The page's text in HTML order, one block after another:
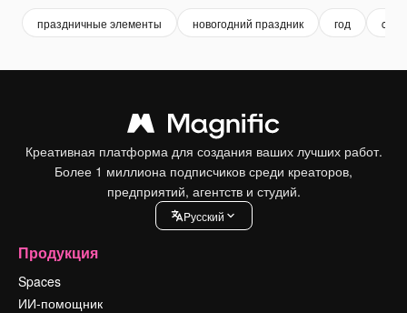
праздничные элементы новогодний праздник год
Креативная платформа для создания ваших лучших работ.
Более 1 миллиона подписчиков среди креаторов,
предприятий, агентств и студий.
Pусский
Продукция
Spaces
ИИ-помощник